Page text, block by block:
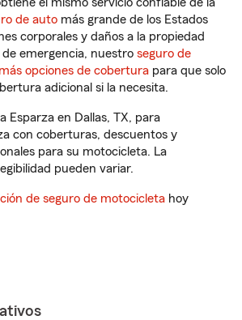
de auto más grande de los Estados
corporales y daños a la propiedad
emergencia, nuestro seguro de
más opciones de cobertura para que solo
adicional si la necesita.
Esparza en Dallas, TX, para
con coberturas, descuentos y
para su motocicleta. La
pueden variar.
de seguro de motocicleta hoy